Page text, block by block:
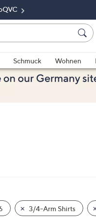
Schmuck Wohnen
3/4-Arm Shirts